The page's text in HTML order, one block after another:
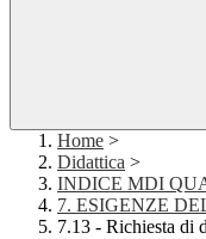
Home >
Didattica >
INDICE MDI
7. ESIGENZE
7.13 - Richiesta di